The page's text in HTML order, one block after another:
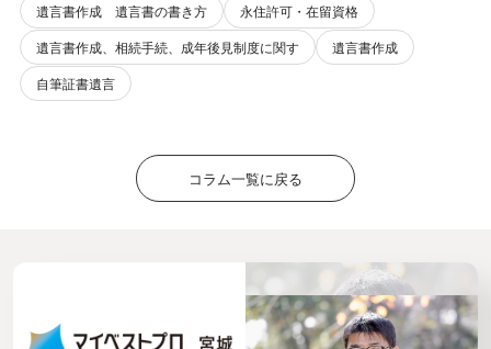
遺言書作成 遺言書の書き方
永住許可・在留資格
遺言書作成、相続手続、成年後見制度に関す
遺言書作成
自筆証書遺言
コラム一覧に戻る